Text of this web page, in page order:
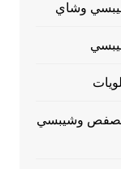
وشاي
فصفص وشيبسي